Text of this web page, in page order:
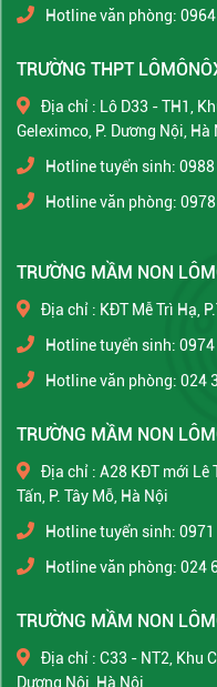
Hotline văn phòng:
TRƯỜNG THPT
Địa chỉ : Lô D33 - TH1,
Geleximco, P. Dương Nội, Hà
Hotline tuyển sinh:
Hotline văn phòng:
TRƯỜNG MẦM NON
Địa chỉ : KĐT Mễ Trì Hạ,
Hotline tuyển sinh:
Hotline văn phòng: 024
TRƯỜNG MẦM NON
Địa chỉ : A28 KĐT mới Lê
Tấn, P. Tây Mỗ, Hà Nội
Hotline tuyển sinh:
Hotline văn phòng: 024
TRƯỜNG MẦM NON
Địa chỉ : C33 - NT2, Khu
Dương Nội, Hà Nội